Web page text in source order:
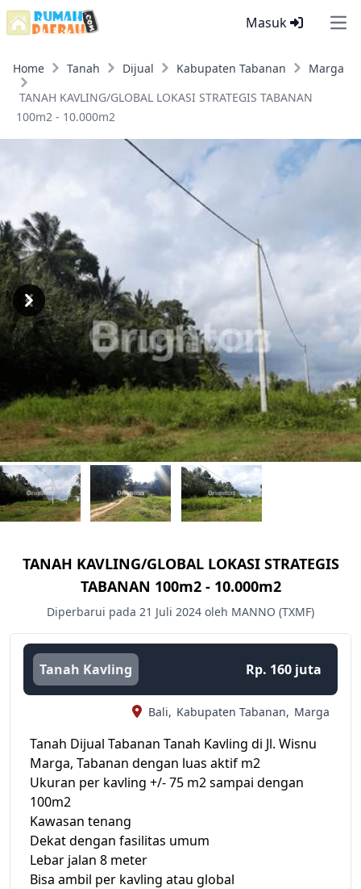
Masuk
Home Tanah Dijual Kabupaten Tabanan
Marga
TANAH KAVLING/GLOBAL LOKASI STRATEGIS TABANAN
100m2 - 10.000m2
Previous
Next
TANAH KAVLING/GLOBAL LOKASI STRATEGIS
TABANAN 100m2 - 10.000m2
Diperbarui pada 21 Juli 2024 oleh MANNO (TXMF)
Tanah Kavling Rp. 160 juta
Bali, Kabupaten Tabanan, Marga
Tanah Dijual Tabanan Tanah Kavling di Jl. Wisnu
Marga, Tabanan dengan luas aktif m2
Ukuran per kavling +/- 75 m2 sampai dengan
100m2
Kawasan tenang
Dekat dengan fasilitas umum
Lebar jalan 8 meter
Bisa ambil per kavling atau global